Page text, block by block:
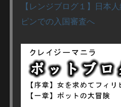
【レンジブログ１】日本
ピンでの入国審査へ